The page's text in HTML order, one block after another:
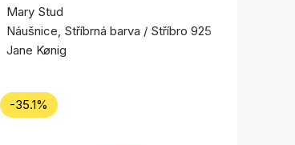
Mary Stud
Náušnice, Stříbrná barva / Stříbro 925
Jane Kønig
-35.1%